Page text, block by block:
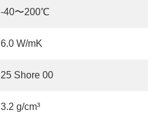
-40〜200℃
6.0 W/mK
25 Shore 00
3.2 g/cm³